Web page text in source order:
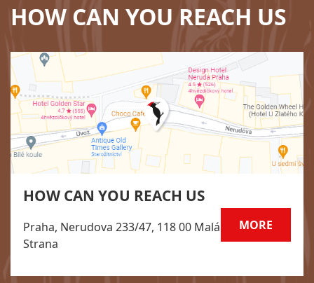
HOW CAN YOU REACH US
HOW CAN YOU REACH US
Praha, Nerudova 233/47, 118 00 Malá
Strana
MORE